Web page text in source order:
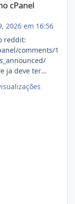
cPanel
2026 em 16:56
reddit:
comments/1
ja deve ter